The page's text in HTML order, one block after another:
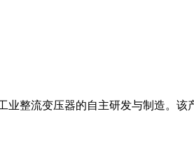
整流变压器的自主研发与制造。该